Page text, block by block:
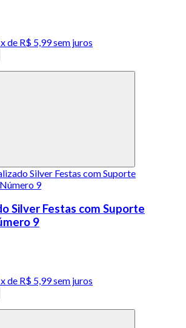
de R$ 5,99sem juros
Silver Festas com Suporte
9
de R$ 5,99sem juros